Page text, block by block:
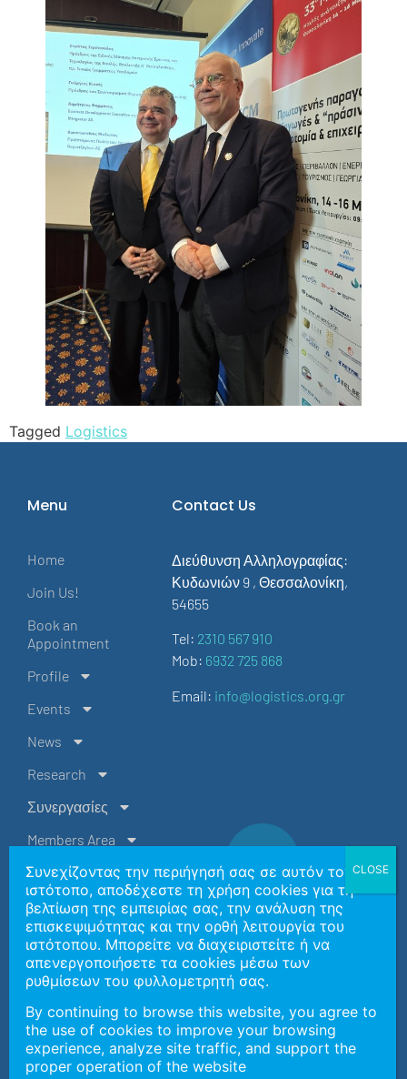
Tagged Logistics
Menu
Home
Join Us!
Book an
Appointment
Profile
Events
News
Research
Συνεργασίες
Members Area
Contact Us
EL
Contact Us
Διεύθυνση Αλληλογραφίας:
Κυδωνιών 9 , Θεσσαλονίκη,
54655
Tel: 2310 567 910
Mob: 6932 725 868
Email: info@logistics.org.gr
Copyright 2026 | Ελληνική Εταιρεία Logistics Βορείου
Ελλάδος
General Data Protection Policy
Ανάπτυξη Ιστοσελίδας: SymKon Technologies
Συνεχίζοντας την περιήγησή σας σε αυτόν τον
ιστότοπο, αποδέχεστε τη χρήση cookies για τη
βελτίωση της εμπειρίας σας, την ανάλυση της
επισκεψιμότητας και την ορθή λειτουργία του
ιστότοπου. Μπορείτε να διαχειριστείτε ή να
απενεργοποιήσετε τα cookies μέσω των
ρυθμίσεων του φυλλομετρητή σας.
By continuing to browse this website, you agree to
the use of cookies to improve your browsing
experience, analyze site traffic, and support the
proper operation of the website